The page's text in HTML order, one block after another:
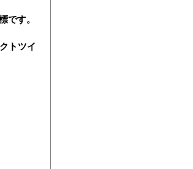
です。
トツイ